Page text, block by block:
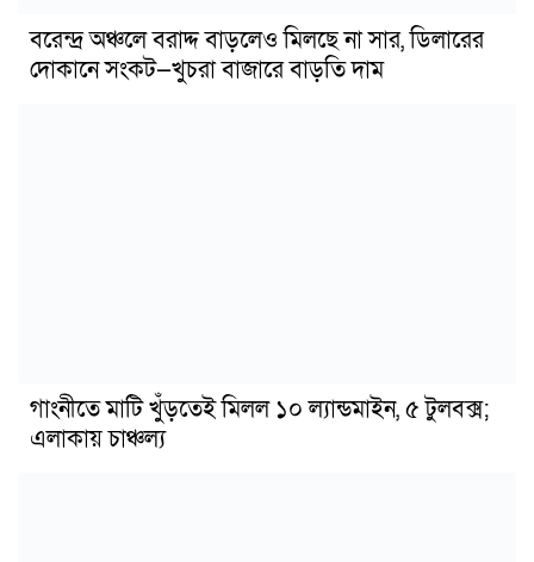
বরেন্দ্র অঞ্চলে বরাদ্দ বাড়লেও মিলছে না সার, ডিলারের
দোকানে সংকট—খুচরা বাজারে বাড়তি দাম
গাংনীতে মাটি খুঁড়তেই মিলল ১০ ল্যান্ডমাইন, ৫ টুলবক্স;
এলাকায় চাঞ্চল্য